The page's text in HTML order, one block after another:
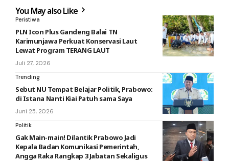
You May also Like
Peristiwa
PLN Icon Plus Gandeng Balai TN
Karimunjawa Perkuat Konservasi Laut
Lewat Program TERANG LAUT
Juli 27, 2026
Trending
Sebut NU Tempat Belajar Politik, Prabowo:
di Istana Nanti Kiai Patuh sama Saya
Juni 25, 2026
Politik
Gak Main-main! Dilantik Prabowo Jadi
Kepala Badan Komunikasi Pemerintah,
Angga Raka Rangkap 3 Jabatan Sekaligus